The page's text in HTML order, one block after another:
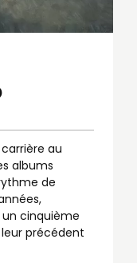
au
albums
de
cinquième
précédent